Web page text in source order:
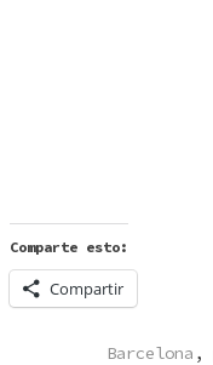
Comparte esto:
Compartir
POSTED
Barcelona ,